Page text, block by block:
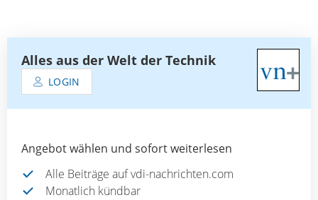
Alles aus der Welt der Technik
LOGIN
Angebot wählen und sofort weiterlesen
Alle Beiträge auf vdi-nachrichten.com
Monatlich kündbar